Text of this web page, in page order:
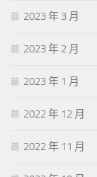
2023 年 3 月
2023 年 2 月
2023 年 1 月
2022 年 12 月
2022 年 11 月